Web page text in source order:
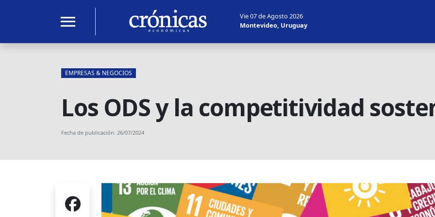
menu
Vie 07 de Agosto 2026
Montevideo, Uruguay
EMPRESAS & NEGOCIOS
Los ODS y la competitividad
Fecha de publicación: 26/07/2024